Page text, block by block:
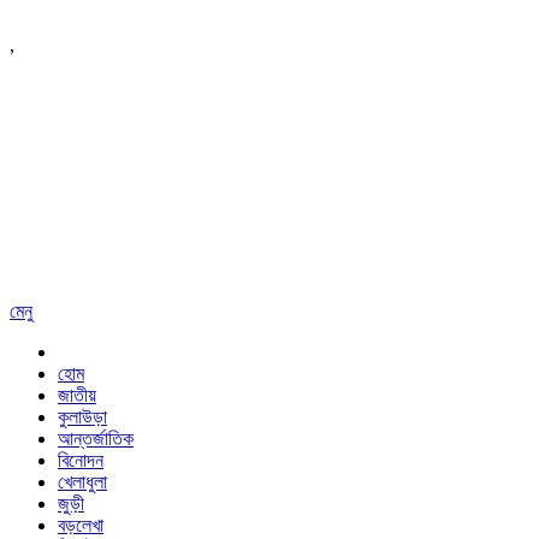
,
মেনু
হোম
জাতীয়
কুলাউড়া
আন্তর্জাতিক
বিনোদন
খেলাধুলা
জুড়ী
বড়লেখা